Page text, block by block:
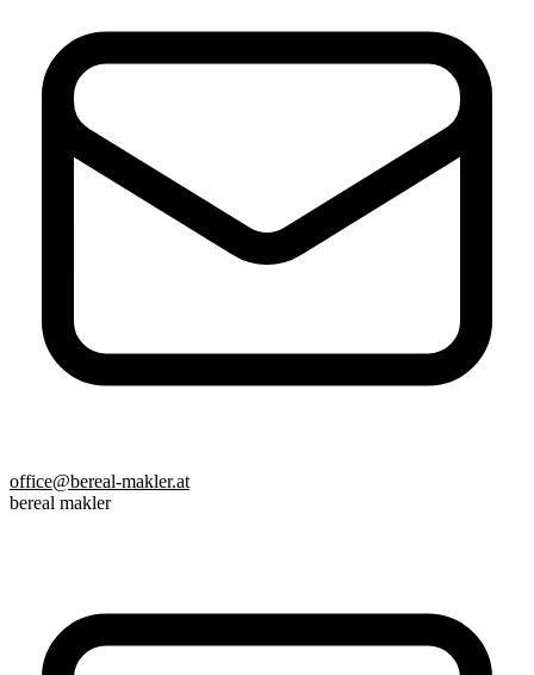
office@bereal-makler.at
bereal makler